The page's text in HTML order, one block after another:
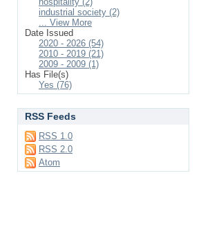
industrial society (2)
... View More
Date Issued
2020 - 2026 (54)
2010 - 2019 (21)
2009 - 2009 (1)
Has File(s)
Yes (76)
RSS Feeds
RSS 1.0
RSS 2.0
Atom